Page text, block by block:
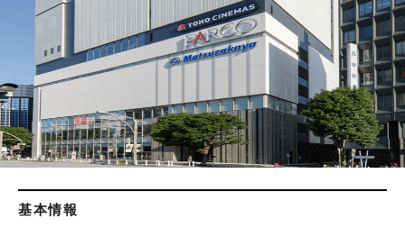
基本情報